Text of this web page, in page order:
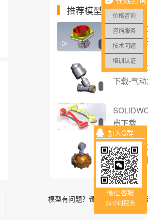
推荐模型
下载-转
下载-气
费下载
下载-脉
模型有问题？请到 「问答社区」
加入Q群
微信客服
24小时服务
价格咨询
咨询服务
技术问题
培训认证